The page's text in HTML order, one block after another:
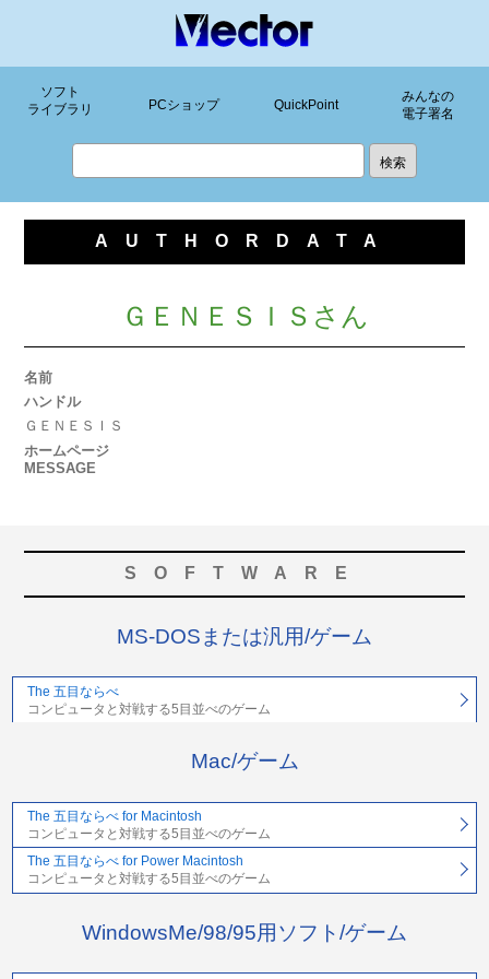
ソフト
ライブラリ
PCショップ QuickPoint
みんなの
電子署名
AUTHORDATA
ＧＥＮＥＳＩＳさん
名前
ハンドル
ＧＥＮＥＳＩＳ
ホームページ
MESSAGE
SOFTWARE
MS-DOSまたは汎用/ゲーム
The 五目ならべ
コンピュータと対戦する5目並べのゲーム
Mac/ゲーム
The 五目ならべ for Macintosh
コンピュータと対戦する5目並べのゲーム
The 五目ならべ for Power Macintosh
コンピュータと対戦する5目並べのゲーム
WindowsMe/98/95用ソフト/ゲーム